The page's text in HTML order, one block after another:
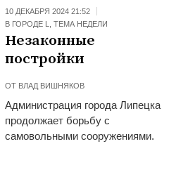
10 ДЕКАБРЯ 2024 21:52
В ГОРОДЕ L,ТЕМА НЕДЕЛИ
Незаконные
постройки
ОТ ВЛАД ВИШНЯКОВ
Администрация города Липецка
продолжает борьбу с
самовольными сооружениями.